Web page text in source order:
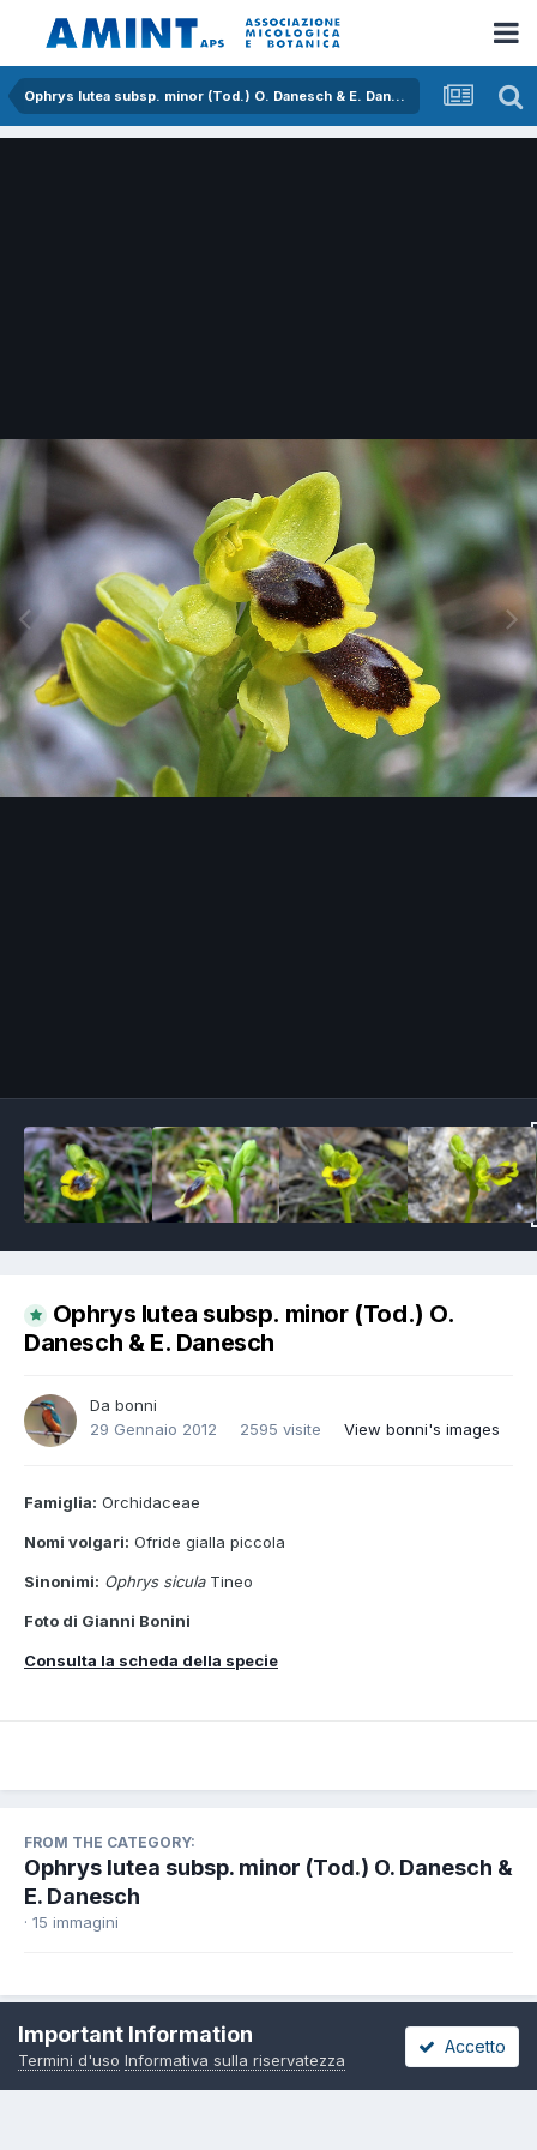
Ophrys lutea subsp. minor (Tod.) O. Danesch & E. Danesch
Ophrys lutea subsp. minor (Tod.) O.
Danesch & E. Danesch
Da bonni
29 Gennaio 2012
2595 visite View bonni's images
Famiglia: Orchidaceae
Nomi volgari: Ofride gialla piccola
Sinonimi: Ophrys sicula Tineo
Foto di Gianni Bonini
Consulta la scheda della specie
FROM THE CATEGORY:
Ophrys lutea subsp. minor (Tod.) O. Danesch &
E. Danesch
· 15 immagini
Share Seguaci
Important Information
Termini d'uso Informativa sulla riservatezza
Accetto